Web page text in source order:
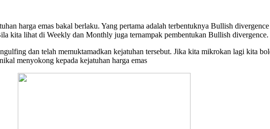
harga emas bakal berlaku. Yang pertama adalah terbentuknya Bullish
kita lihat di Weekly dan Monthly juga ternampak pembentukan Bullish divergence.
dan telah memuktamadkan kejatuhan tersebut. Jika kita mikrokan lagi kita
menyokong kepada kejatuhan harga emas